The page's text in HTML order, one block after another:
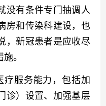
没有条件专门抽调人
房和传染科建设，也
，新冠患者是应收尽
。
服务能力，包括加
诊）设置、加强基层